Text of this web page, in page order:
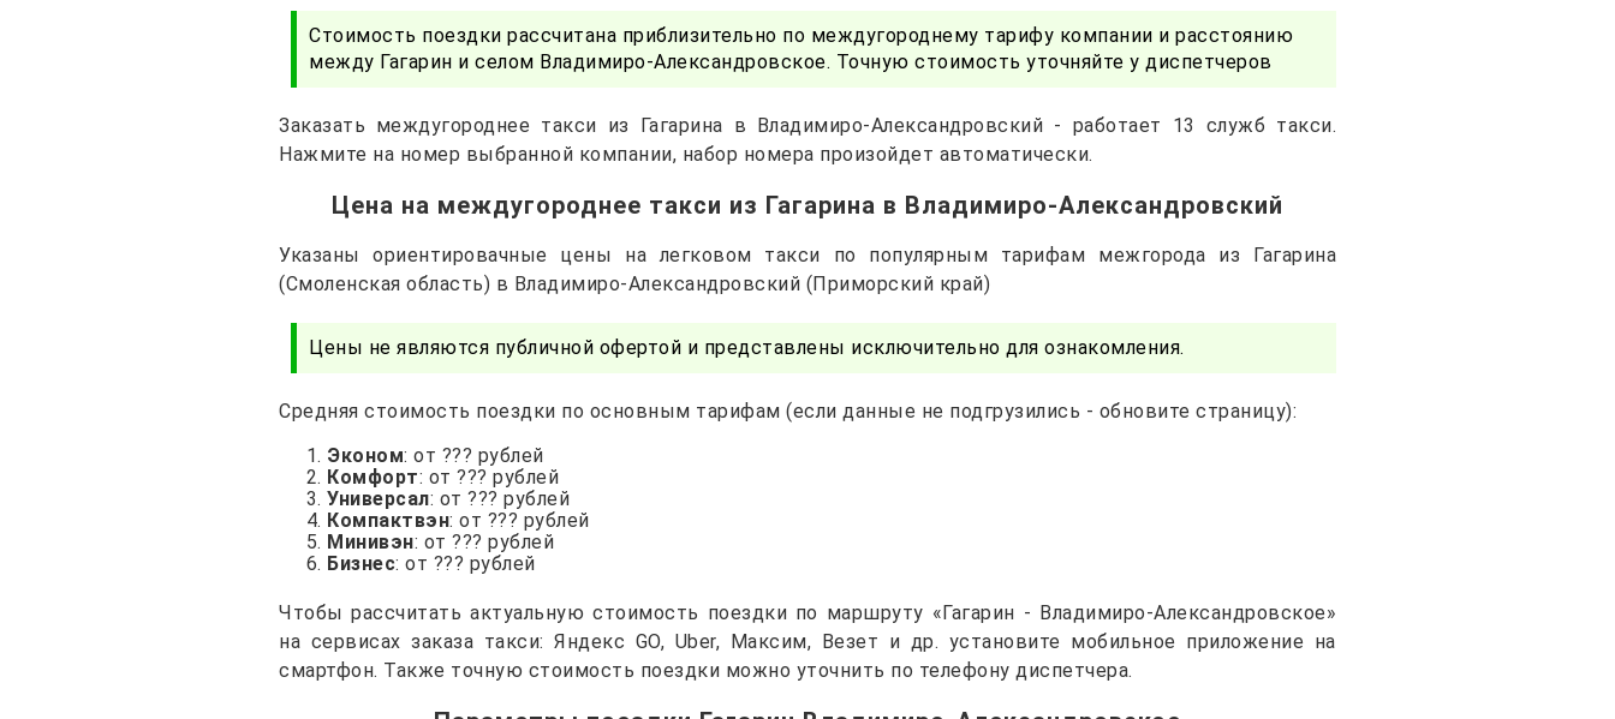
Стоимость поездки рассчитана приблизительно по междугороднему тарифу компании и расстоянию
между Гагарин и селом Владимиро-Александровское. Точную стоимость уточняйте у диспетчеров
Заказать междугороднее такси из Гагарина в Владимиро-Александровский - работает 13 служб такси.
Нажмите на номер выбранной компании, набор номера произойдет автоматически.
Цена на междугороднее такси из Гагарина в Владимиро-Александровский
Указаны ориентировачные цены на легковом такси по популярным тарифам межгорода из Гагарина
(Смоленская область) в Владимиро-Александровский (Приморский край)
Цены не являются публичной офертой и представлены исключительно для ознакомления.
Средняя стоимость поездки по основным тарифам (если данные не подгрузились - обновите страницу):
Эконом: от ??? рублей
Комфорт: от ??? рублей
Универсал: от ??? рублей
Компактвэн: от ??? рублей
Минивэн: от ??? рублей
Бизнес: от ??? рублей
Чтобы рассчитать актуальную стоимость поездки по маршруту «Гагарин - Владимиро-Александровское»
на сервисах заказа такси: Яндекс GO, Uber, Максим, Везет и др. установите мобильное приложение на
смартфон. Также точную стоимость поездки можно уточнить по телефону диспетчера.